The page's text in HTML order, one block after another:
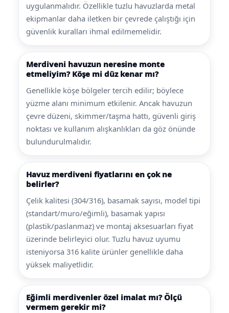
uygulanmalıdır. Özellikle tuzlu havuzlarda metal
ekipmanlar daha iletken bir çevrede çalıştığı için
güvenlik kuralları ihmal edilmemelidir.
Merdiveni havuzun neresine monte
etmeliyim? Köşe mi düz kenar mı?
Genellikle köşe bölgeler tercih edilir; böylece
yüzme alanı minimum etkilenir. Ancak havuzun
çevre düzeni, skimmer/taşma hattı, güvenli giriş
noktası ve kullanım alışkanlıkları da göz önünde
bulundurulmalıdır.
Havuz merdiveni fiyatlarını en çok ne
belirler?
Çelik kalitesi (304/316), basamak sayısı, model tipi
(standart/muro/eğimli), basamak yapısı
(plastik/paslanmaz) ve montaj aksesuarları fiyat
üzerinde belirleyici olur. Tuzlu havuz uyumu
isteniyorsa 316 kalite ürünler genellikle daha
yüksek maliyetlidir.
Eğimli merdivenler özel imalat mı? Ölçü
vermem gerekir mi?